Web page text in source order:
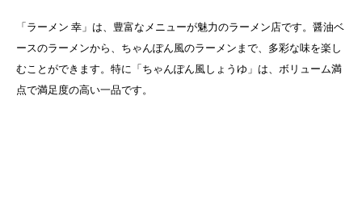
「ラーメン 幸」は、豊富なメニューが魅力のラーメン店です。醤油ベ
ースのラーメンから、ちゃんぽん風のラーメンまで、多彩な味を楽し
むことができます。特に「ちゃんぽん風しょうゆ」は、ボリューム満
点で満足度の高い一品です。